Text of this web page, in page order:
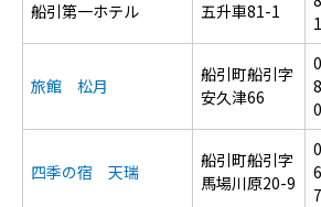
船引第一ホテル
五升車81-1
旅館 松月
船引町船引字
安久津66
四季の宿 天瑞
船引町船引字
馬場川原20-9